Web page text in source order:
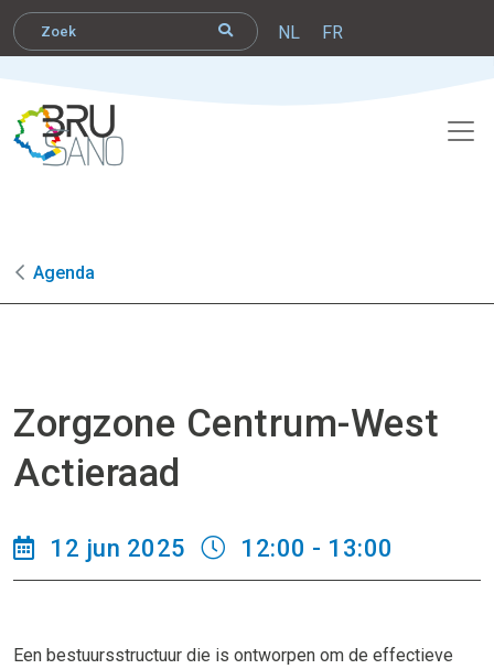
NL FR
Agenda
Zorgzone Centrum-West
Actieraad
12 jun 2025 12:00 - 13:00
Een bestuursstructuur die is ontworpen om de effectieve